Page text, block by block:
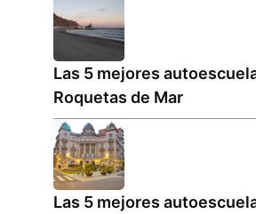
Las 5 mejores
Roquetas de Mar
Las 5 mejores